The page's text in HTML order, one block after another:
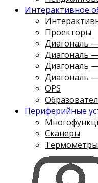
Интерактивное
Проекторы
Диагональ
Диагональ
Диагональ
Диагональ
OPS
Периферийные
Сканеры
Термометры